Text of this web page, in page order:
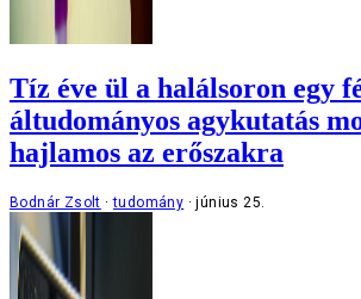
Tíz éve ül a halálsoron egy
áltudományos agykutatás
hajlamos az erőszakra
Bodnár Zsolt tudomány június 25.